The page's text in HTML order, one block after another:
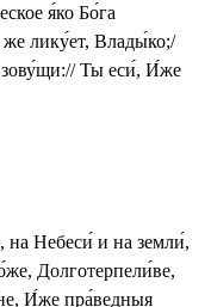
я́ко Бо́га
же лику́ет, Влады́ко;/
зову́щи:// Ты еси́, И́же
на Небеси́ и на земли́,
Долготерпели́ве,
И́же пра́ведныя